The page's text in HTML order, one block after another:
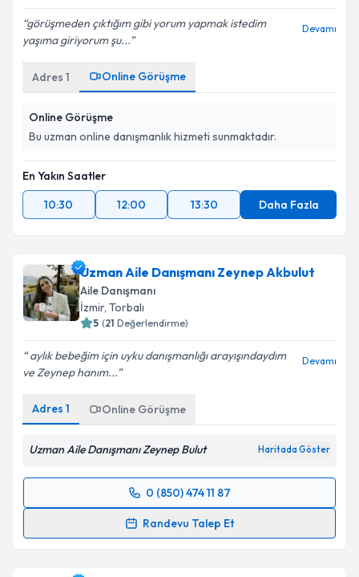
görüşmeden çıktığım gibi yorum yapmak istedim
yaşıma giriyorum şu...
Devamı
Adres 1 Online Görüşme
Online Görüşme
Bu uzman online danışmanlık hizmeti sunmaktadır.
En Yakın Saatler
10:30
12:00 13:30 Daha Fazla
Uzman Aile Danışmanı Zeynep Akbulut
Aile Danışmanı
İzmir, Torbalı
5 (21 Değerlendirme)
aylık bebeğim için uyku danışmanlığı arayışındaydım
ve Zeynep hanım...
Devamı
Adres 1 Online Görüşme
Uzman Aile Danışmanı Zeynep Bulut Haritada Göster
0 (850) 474 11 87
Randevu Talep Et
Randevu Takvimi Talebi